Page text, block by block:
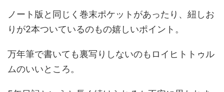
ノート版と同じく巻末ポケットがあったり、紐しお
りが2本ついているのもの嬉しいポイント。
万年筆で書いても裏写りしないのもロイヒトトゥル
ムのいいところ。